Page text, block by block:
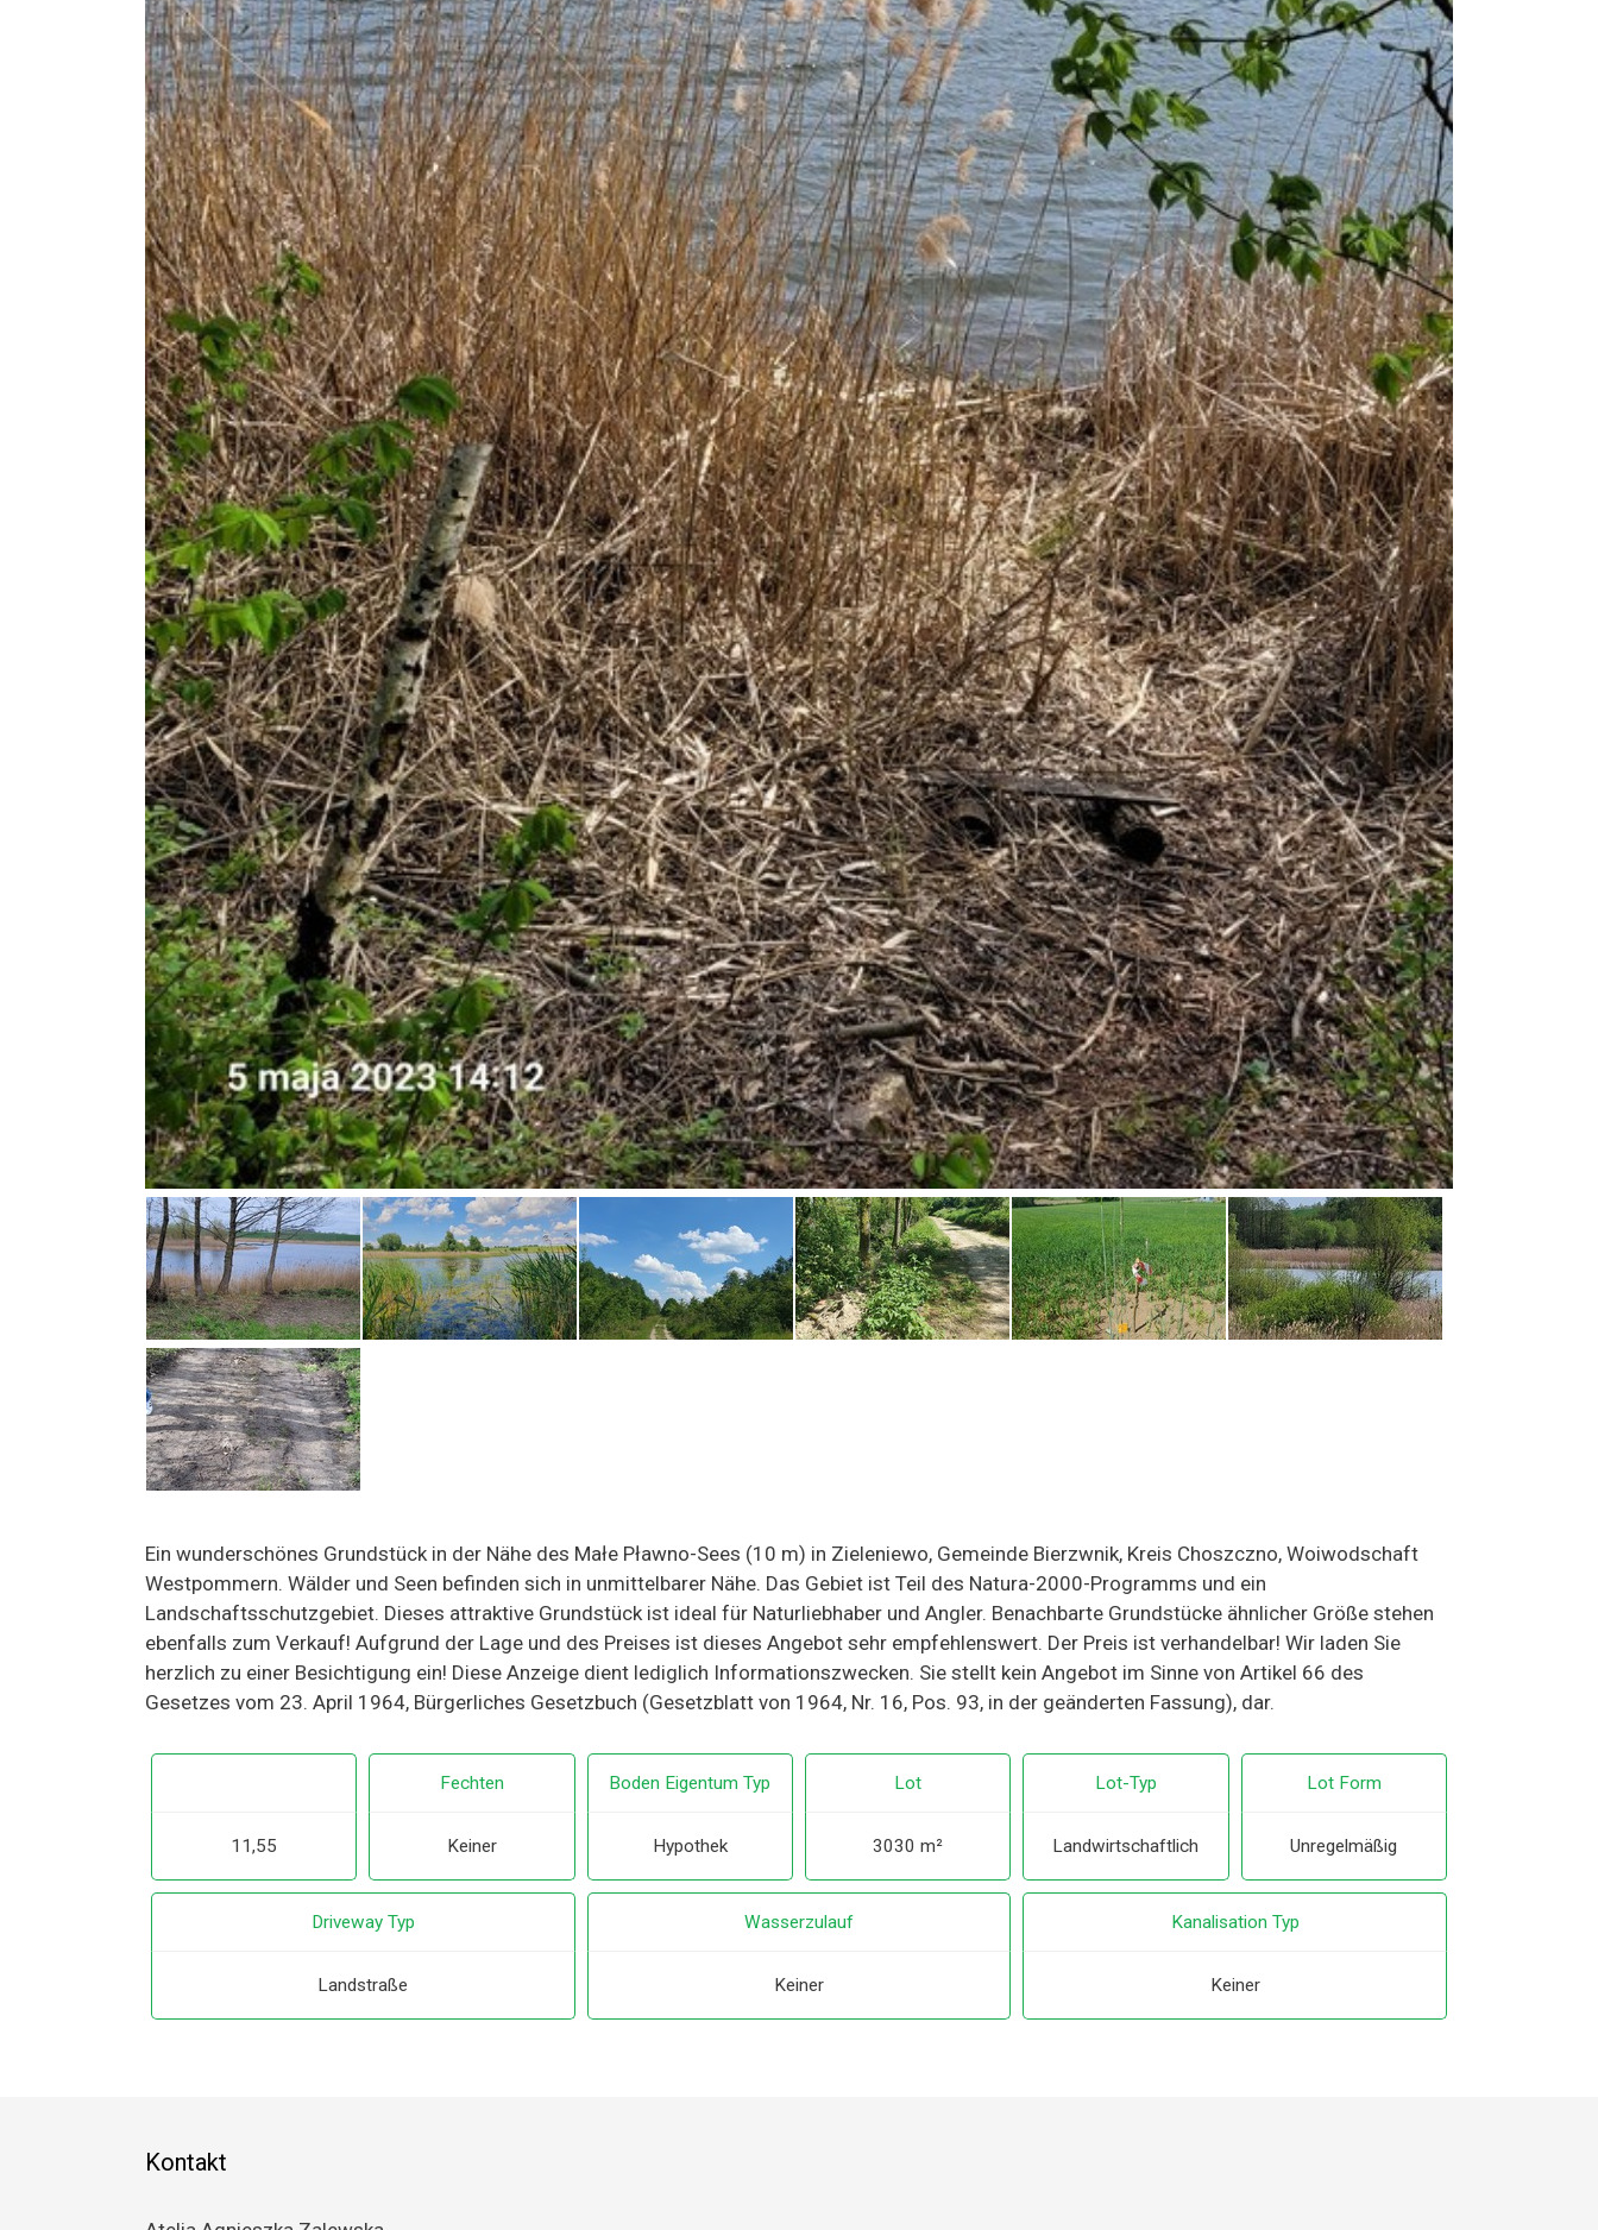
Ein wunderschönes Grundstück in der Nähe des Małe Pławno-Sees (10 m) in Zieleniewo, Gemeinde Bierzwnik, Kreis Choszczno, Woiwodschaft
Westpommern. Wälder und Seen befinden sich in unmittelbarer Nähe. Das Gebiet ist Teil des Natura-2000-Programms und ein
Landschaftsschutzgebiet. Dieses attraktive Grundstück ist ideal für Naturliebhaber und Angler. Benachbarte Grundstücke ähnlicher Größe stehen
ebenfalls zum Verkauf! Aufgrund der Lage und des Preises ist dieses Angebot sehr empfehlenswert. Der Preis ist verhandelbar! Wir laden Sie
herzlich zu einer Besichtigung ein! Diese Anzeige dient lediglich Informationszwecken. Sie stellt kein Angebot im Sinne von Artikel 66 des
Gesetzes vom 23. April 1964, Bürgerliches Gesetzbuch (Gesetzblatt von 1964, Nr. 16, Pos. 93, in der geänderten Fassung), dar.
11,55
Fechten
Keiner
Boden Eigentum Typ
Hypothek
Lot
3030 m²
Lot-Typ
Landwirtschaftlich
Lot Form
Unregelmäßig
Driveway Typ
Landstraße
Wasserzulauf
Keiner
Kanalisation Typ
Keiner
Kontakt